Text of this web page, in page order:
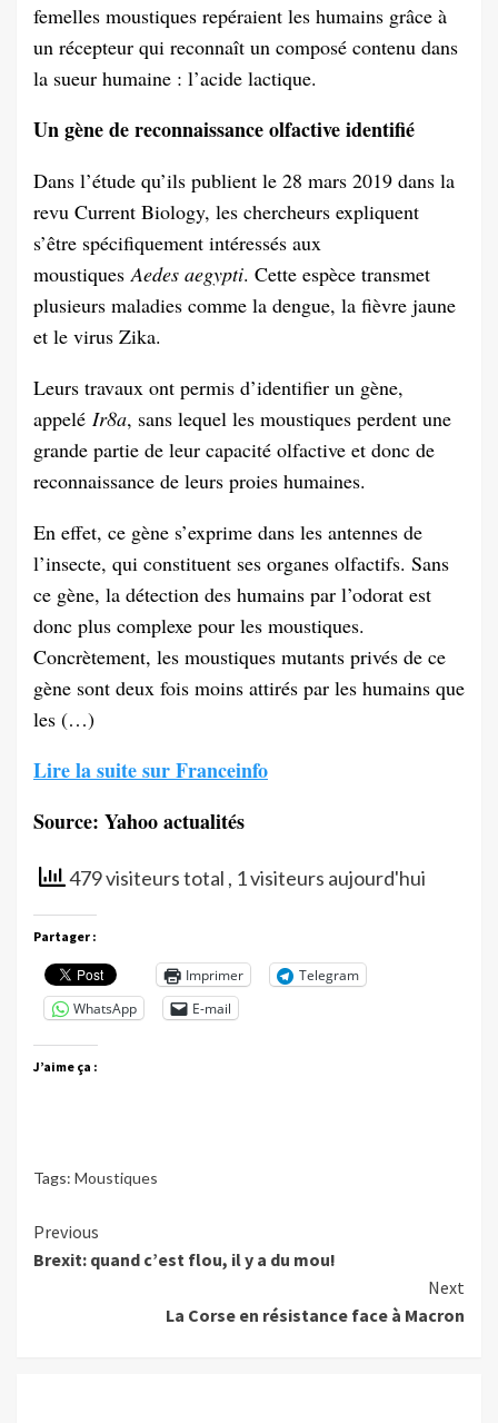
femelles moustiques repéraient les humains grâce à
un récepteur qui reconnaît un composé contenu dans
la sueur humaine : l’acide lactique.
Un gène de reconnaissance olfactive identifié
Dans l’étude qu’ils publient le 28 mars 2019 dans la
revu Current Biology, les chercheurs expliquent
s’être spécifiquement intéressés aux
moustiquesAedes aegypti. Cette espèce transmet
plusieurs maladies comme la dengue, la fièvre jaune
et le virus Zika.
Leurs travaux ont permis d’identifier un gène,
appelé Ir8a, sans lequel les moustiques perdent une
grande partie de leur capacité olfactive et donc de
reconnaissance de leurs proies humaines.
En effet, ce gène s’exprime dans les antennes de
l’insecte, qui constituent ses organes olfactifs. Sans
ce gène, la détection des humains par l’odorat est
donc plus complexe pour les moustiques.
Concrètement, les moustiques mutants privés de ce
gène sont deux fois moins attirés par les humains que
les (…)
Lire la suite sur Franceinfo
Source: Yahoo actualités
479 visiteurs total , 1 visiteurs aujourd'hui
Partager :
Imprimer
Telegram
WhatsApp
E-mail
J’aime ça :
Tags: Moustiques
Continue
Reading
Previous
Brexit: quand c’est flou, il y a du mou!
Next
La Corse en résistance face à Macron